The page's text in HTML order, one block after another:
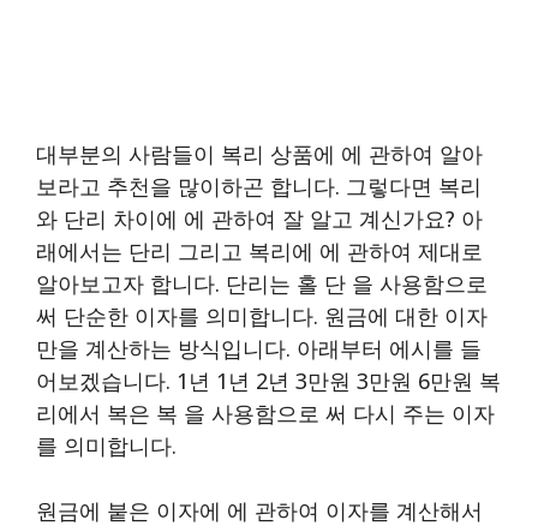
대부분의 사람들이 복리 상품에 에 관하여 알아
보라고 추천을 많이하곤 합니다. 그렇다면 복리
와 단리 차이에 에 관하여 잘 알고 계신가요? 아
래에서는 단리 그리고 복리에 에 관하여 제대로
알아보고자 합니다. 단리는 홀 단 을 사용함으로
써 단순한 이자를 의미합니다. 원금에 대한 이자
만을 계산하는 방식입니다. 아래부터 에시를 들
어보겠습니다. 1년 1년 2년 3만원 3만원 6만원 복
리에서 복은 복 을 사용함으로 써 다시 주는 이자
를 의미합니다.
원금에 붙은 이자에 에 관하여 이자를 계산해서